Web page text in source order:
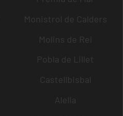
Monistrol de Calders
Molins de Rei
Pobla de Lillet
Castellbisbal
Alella